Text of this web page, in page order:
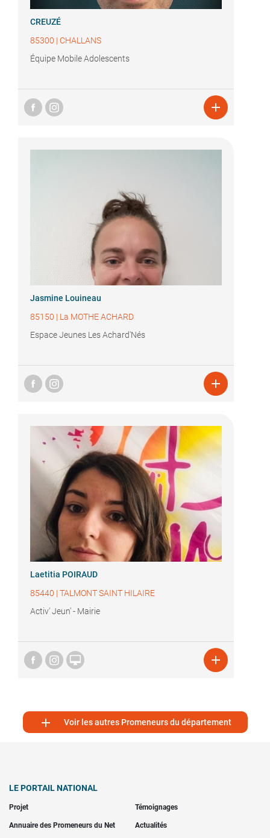
CREUZÉ
85300 | CHALLANS
Équipe Mobile Adolescents

Jasmine Louineau
85150 | La MOTHE ACHARD
Espace Jeunes Les Achard'Nés

Laetitia POIRAUD
85440 | TALMONT SAINT HILAIRE
Activ' Jeun' - Mairie
 
 Voir les autres Promeneurs du département
LE PORTAIL NATIONAL
Projet Témoignages
Annuaire des Promeneurs du Net Actualités